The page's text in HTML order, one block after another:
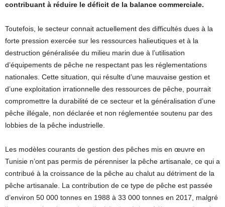
contribuant à réduire le déficit de la balance commerciale.
Toutefois, le secteur connait actuellement des difficultés dues à la
forte pression exercée sur les ressources halieutiques et à la
destruction généralisée du milieu marin due à l’utilisation
d’équipements de pêche ne respectant pas les réglementations
nationales. Cette situation, qui résulte d’une mauvaise gestion et
d’une exploitation irrationnelle des ressources de pêche, pourrait
compromettre la durabilité de ce secteur et la généralisation d’une
pêche illégale, non déclarée et non réglementée soutenu par des
lobbies de la pêche industrielle.
Les modèles courants de gestion des pêches mis en œuvre en
Tunisie n’ont pas permis de pérenniser la pêche artisanale, ce qui a
contribué à la croissance de la pêche au chalut au détriment de la
pêche artisanale. La contribution de ce type de pêche est passée
d’environ 50 000 tonnes en 1988 à 33 000 tonnes en 2017, malgré